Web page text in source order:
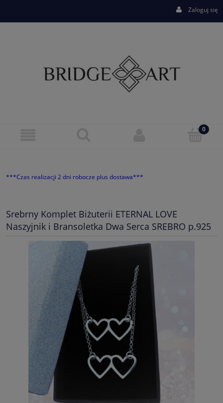
Zaloguj się
***Czas realizacji 2 dni robocze plus dostawa***
Srebrny Komplet Biżuterii ETERNAL LOVE
Naszyjnik i Bransoletka Dwa Serca SREBRO p.925